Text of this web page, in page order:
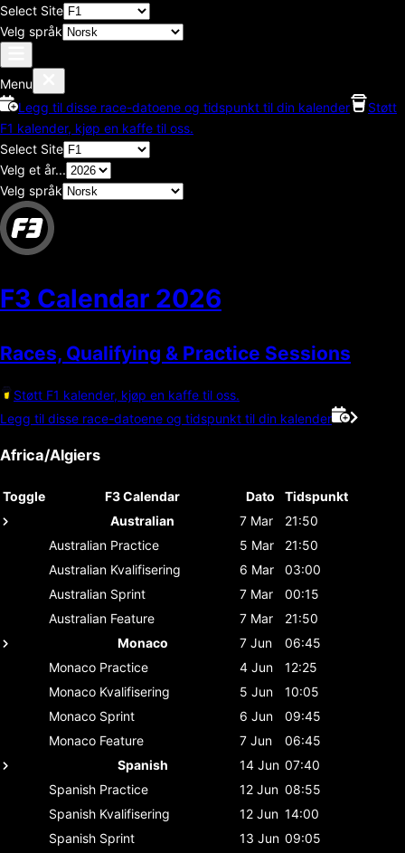
Select Site
Velg språk
Menu
Legg til disse race-datoene og tidspunkt til din kalender
Støtt
F1 kalender, kjøp en kaffe til oss.
Select Site
Velg et år...
Velg språk
F3 Calendar 2026
Races, Qualifying & Practice Sessions
Støtt F1 kalender, kjøp en kaffe til oss.
Legg til disse race-datoene og tidspunkt til din kalender
Africa/Algiers
Toggle F3 Calendar Dato
Tidspunkt
Australian
7 Mar
21:50
Australian Practice 5 Mar
21:50
Australian Kvalifisering 6 Mar
03:00
Australian Sprint 7 Mar
00:15
Australian Feature 7 Mar
21:50
Monaco
7 Jun
06:45
Monaco Practice 4 Jun
12:25
Monaco Kvalifisering 5 Jun
10:05
Monaco Sprint 6 Jun
09:45
Monaco Feature 7 Jun
06:45
Spanish
14 Jun 07:40
Spanish Practice 12 Jun 08:55
Spanish Kvalifisering 12 Jun 14:00
Spanish Sprint 13 Jun 09:05